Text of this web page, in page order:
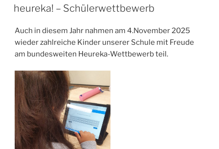
AM
heureka! – Schülerwettbewerb
Auch in diesem Jahr nahmen am 4.November 2025
wieder zahlreiche Kinder unserer Schule mit Freude
am bundesweiten Heureka-Wettbewerb teil.